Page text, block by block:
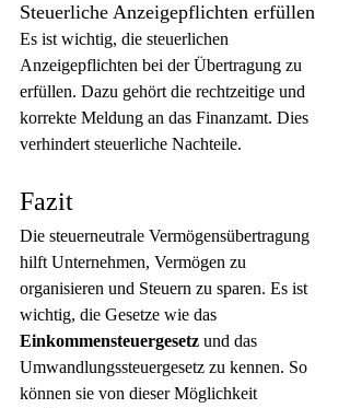
Steuerliche Anzeigepflichten erfüllen
Es ist wichtig, die steuerlichen
Anzeigepflichten bei der Übertragung zu
erfüllen. Dazu gehört die rechtzeitige und
korrekte Meldung an das Finanzamt. Dies
verhindert steuerliche Nachteile.
Fazit
Die steuerneutrale Vermögensübertragung
hilft Unternehmen, Vermögen zu
organisieren und Steuern zu sparen. Es ist
wichtig, die Gesetze wie das
Einkommensteuergesetz und das
Umwandlungssteuergesetz zu kennen. So
können sie von dieser Möglichkeit